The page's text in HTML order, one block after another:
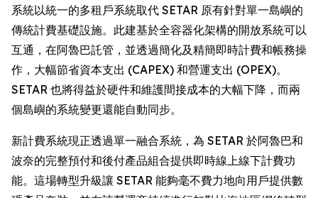
系統以統一的多租戶系統取代 SETAR 原有針對單一島嶼的
傳統計費基礎設施。此建基於全容器化架構的開放系統可以
互通，在阿魯巴託管，並透過簡化及精簡即時計費和帳務操
作，大幅節省資本支出 (CAPEX) 和營運支出 (OPEX)。
SETAR 也將得益於硬件和維護間接成本的大幅下降，而兩
個島嶼的系統變更還能自動同步。
新計費系統現正透過單一融合系統，為 SETAR 於阿魯巴和
波奈的完整預付和後付產品組合提供即時線上線下計費功
能。這場轉型升級讓 SETAR 能夠毫不費力地向用戶提供數